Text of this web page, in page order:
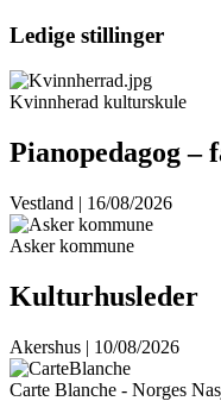
Ledige stillinger
Kvinnherad kulturskule
Pianopedagog –
Vestland | 16/08/2026
Asker kommune
Kulturhusleder
Akershus | 10/08/2026
Carte Blanche - Norges